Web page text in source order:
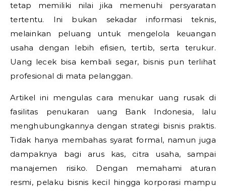
tetap memiliki nilai jika memenuhi persyaratan
tertentu. Ini bukan sekadar informasi teknis,
melainkan peluang untuk mengelola keuangan
usaha dengan lebih efisien, tertib, serta terukur.
Uang lecek bisa kembali segar, bisnis pun terlihat
profesional di mata pelanggan.
Artikel ini mengulas cara menukar uang rusak di
fasilitas penukaran uang Bank Indonesia, lalu
menghubungkannya dengan strategi bisnis praktis.
Tidak hanya membahas syarat formal, namun juga
dampaknya bagi arus kas, citra usaha, sampai
manajemen risiko. Dengan memahami aturan
resmi, pelaku bisnis kecil hingga korporasi mampu